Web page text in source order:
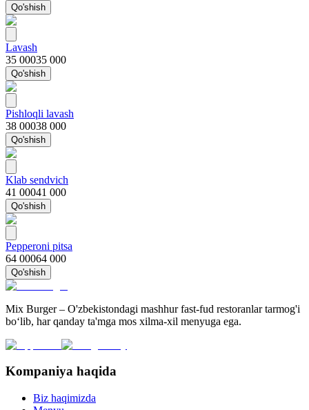
Qo'shish
Lavash
35 00035 000
Qo'shish
Pishloqli lavash
38 00038 000
Qo'shish
Klab sendvich
41 00041 000
Qo'shish
Pepperoni pitsa
64 00064 000
Qo'shish
Mix Burger – O'zbekistondagi mashhur fast-fud restoranlar tarmog'i
bo‘lib, har qanday ta'mga mos xilma-xil menyuga ega.
Kompaniya haqida
Biz haqimizda